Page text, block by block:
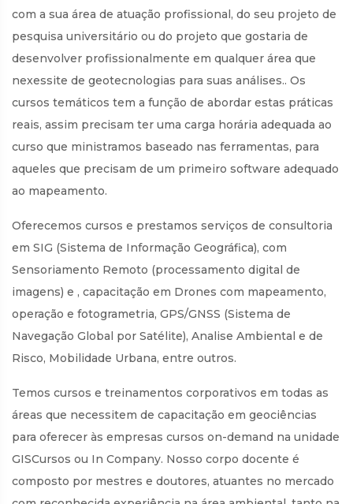
com a sua área de atuação profissional, do seu projeto de
pesquisa universitário ou do projeto que gostaria de
desenvolver profissionalmente em qualquer área que
nexessite de geotecnologias para suas análises.. Os
cursos temáticos tem a função de abordar estas práticas
reais, assim precisam ter uma carga horária adequada ao
curso que ministramos baseado nas ferramentas, para
aqueles que precisam de um primeiro software adequado
ao mapeamento.
Oferecemos cursos e prestamos serviços de consultoria
em SIG (Sistema de Informação Geográfica), com
Sensoriamento Remoto (processamento digital de
imagens) e , capacitação em Drones com mapeamento,
operação e fotogrametria, GPS/GNSS (Sistema de
Navegação Global por Satélite), Analise Ambiental e de
Risco, Mobilidade Urbana, entre outros.
Temos cursos e treinamentos corporativos em todas as
áreas que necessitem de capacitação em geociências
para oferecer às empresas cursos on-demand na unidade
GISCursos ou In Company. Nosso corpo docente é
composto por mestres e doutores, atuantes no mercado